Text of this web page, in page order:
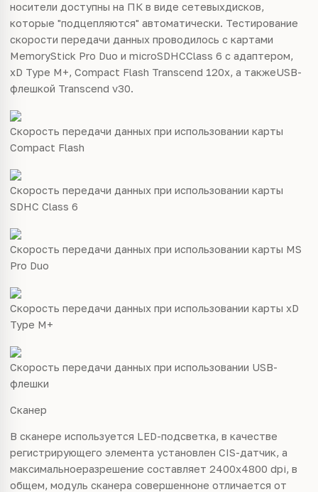
носители доступны на ПК в виде сетевыхдисков,
которые "подцепляются" автоматически. Тестирование
скорости передачи данных проводилось с картами
MemoryStick Pro Duo и microSDHCClass 6 с адаптером,
xD Type M+, Compact Flash Transcend 120x, а такжеUSB-
флешкой Transcend v30.
Скорость передачи данных при использовании карты
Compact Flash
Скорость передачи данных при использовании карты
SDHC Class 6
Скорость передачи данных при использовании карты MS
Pro Duo
Скорость передачи данных при использовании карты xD
Type M+
Скорость передачи данных при использовании USB-
флешки
Сканер
В сканере используется LED-подсветка, в качестве
регистрирующего элемента установлен CIS-датчик, а
максимальноеразрешение составляет 2400x4800 dpi, в
общем, модуль сканера совершенноне отличается от